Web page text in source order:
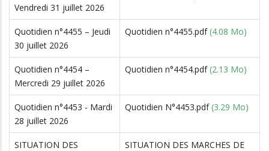
Vendredi 31 juillet 2026
Quotidien n°4455 – Jeudi
30 juillet 2026
Quotidien n°4455.pdf (4.08 Mo)
Quotidien n°4454 –
Mercredi 29 juillet 2026
Quotidien n°4454.pdf (2.13 Mo)
Quotidien n°4453 - Mardi
28 juillet 2026
Quotidien N°4453.pdf (3.29 Mo)
SITUATION DES
SITUATION DES MARCHES DE